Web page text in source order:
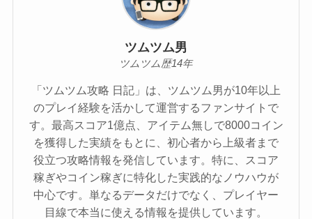
ツムツム男
ツムツム歴14年
「ツムツム攻略 日記」は、ツムツム男が10年以上
のプレイ経験を活かして運営するファンサイトで
す。最高スコア1億点、アイテム無しで8000コイン
を獲得した実績をもとに、初心者から上級者まで
役立つ攻略情報を発信しています。特に、スコア
稼ぎやコイン稼ぎに特化した実践的なノウハウが
中心です。単なるデータだけでなく、プレイヤー
目線で本当に使える情報を提供しています。